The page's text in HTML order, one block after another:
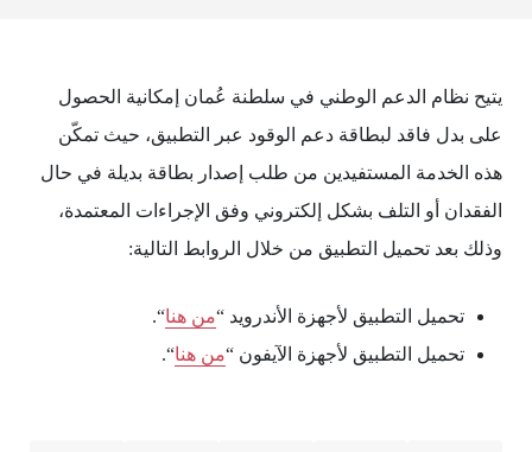
يتيح نظام الدعم الوطني في سلطنة عُمان إمكانية الحصول
على بدل فاقد لبطاقة دعم الوقود عبر التطبيق، حيث تمكّن
هذه الخدمة المستفيدين من طلب إصدار بطاقة بديلة في حال
الفقدان أو التلف بشكل إلكتروني وفق الإجراءات المعتمدة،
وذلك بعد تحميل التطبيق من خلال الروابط التالية:
تحميل التطبيق لأجهزة الأندرويد “من هنا“.
تحميل التطبيق لأجهزة الآيفون “من هنا“.